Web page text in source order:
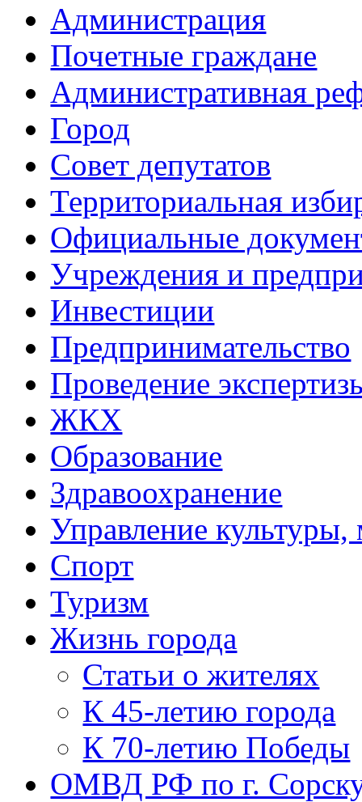
Администрация
Почетные граждане
Административная
Город
Совет депутатов
Территориальная
Официальные
Учреждения и
Инвестиции
Предпринимательство
Проведение
ЖКХ
Образование
Здравоохранение
Управление
Спорт
Туризм
Жизнь города
Статьи о жителях
К 45-летию города
К 70-летию Победы
ОМВД РФ по г.